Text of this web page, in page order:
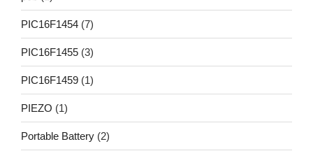
PIC16F1454 (7)
PIC16F1455 (3)
PIC16F1459 (1)
PIEZO (1)
Portable Battery (2)